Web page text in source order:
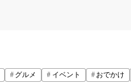
グルメ イベント おでかけ